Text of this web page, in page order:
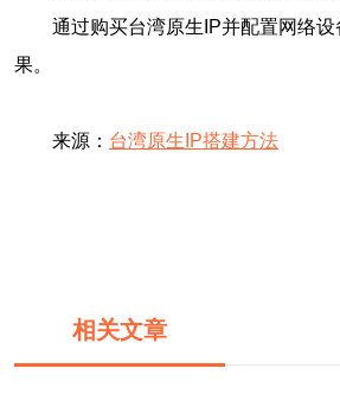
通过购买台湾原生IP并配置网络
果。
来源： 台湾原生IP搭建方法
相关文章